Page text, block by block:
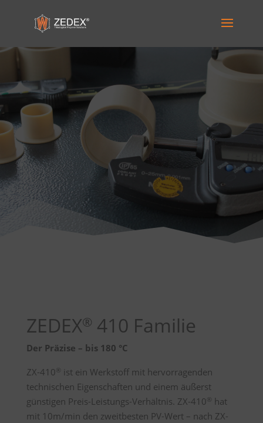
ZEDEX® 410 Familie
Der Präzise – bis 180 °C
ZX-410 ® ist ein Werkstoff mit hervorragenden
technischen Eigenschaften und einem äußerst
günstigen Preis-Leistungs-Verhältnis. ZX-410 ® hat
mit 10m/min den zweitbesten PV-Wert – nach ZX-